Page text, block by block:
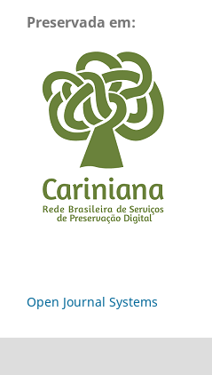
Preservada em:
Open Journal Systems